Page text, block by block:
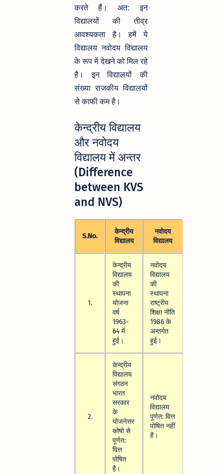
करते हैं। अत: इन
विद्यालयों की तीव्र
आवश्यकता है। हमें ये
विद्यालय नवोदय विद्यालय
के रूप में देखने को मिल रहे
है। इन विद्यालयों की
संख्या राजकीय विद्यालयों
से काफी कम है।
केन्द्रीय विद्यालय
और नवोदय
विद्यालय में अन्तर
(Difference
between KVS
and NVS)
S.No.
केन्द्रीय
विद्यालय
नवोदय
विद्यालय
1.
केन्द्रीय
विद्यालय
की
स्थापना
योजना
वर्ष
1963-
64 में
हुई।
नवोदय
विद्यालय
की
स्थापना
राष्ट्रीय
शिक्षा नीति
1986 के
अन्तर्गत
हुई।
2.
केन्द्रीय
विद्यालय
संगठन
भारत
सरकार
के
योजनेत्तर
कोषो से
पूर्णत:
वित्त
पोषित
है।
नवोदय
विद्यालय
पूर्णत: वित्त
पोषित नहीं
है।